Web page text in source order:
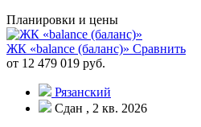
Планировки и цены
ЖК «balance (баланс)» Сравнить
от 12 479 019 руб.
Рязанский
Сдан , 2 кв. 2026